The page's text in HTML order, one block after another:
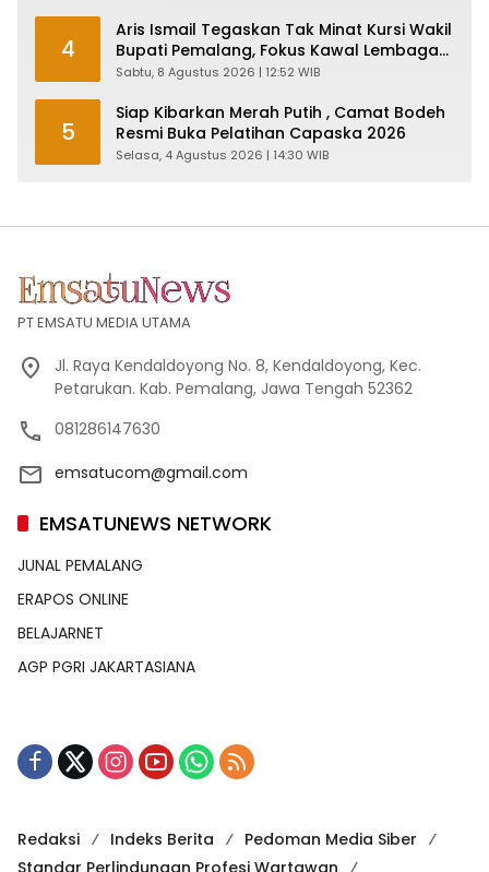
4
Aris Ismail Tegaskan Tak Minat Kursi Wakil
Bupati Pemalang, Fokus Kawal Lembaga
Legislatif
Sabtu, 8 Agustus 2026 | 12:52 WIB
5
Siap Kibarkan Merah Putih , Camat Bodeh
Resmi Buka Pelatihan Capaska 2026
Selasa, 4 Agustus 2026 | 14:30 WIB
PT EMSATU MEDIA UTAMA
Jl. Raya Kendaldoyong No. 8, Kendaldoyong, Kec.
Petarukan. Kab. Pemalang, Jawa Tengah 52362
081286147630
emsatucom@gmail.com
EMSATUNEWS NETWORK
JUNAL PEMALANG
ERAPOS ONLINE
BELAJARNET
AGP PGRI JAKARTASIANA
Redaksi Indeks Berita
Pedoman Media Siber